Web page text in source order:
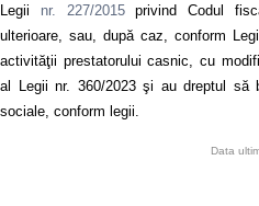
Legii nr. 227/2015privind Codul
ulterioare, sau, după caz, conform
activităţii prestatorului casnic, cu
al Legii nr. 360/2023 şi au dreptul să
sociale, conform legii.
Data